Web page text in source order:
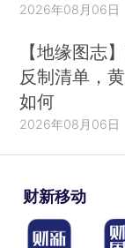
2026年08月06日
【地缘图志
反制清单，
如何
2026年08月06日
财新移动